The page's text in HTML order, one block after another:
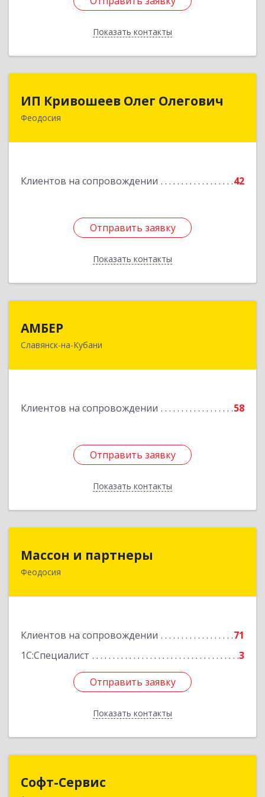
Показать контакты
Назад
ИП Кривошеев Олег Олегович
Феодосия
Клиентов на сопровождении 42
Отправить заявку
Показать контакты
Отправить заявку
Назад
АМБЕР
Славянск-на-Кубани
Клиентов на сопровождении 58
Отправить заявку
Показать контакты
353562, Краснодарский край, Славянский р-н,
Отправить заявку
Назад
Массон и партнеры
Феодосия
Клиентов на сопровождении
71
1С:Специалист
3
Отправить заявку
Показать контакты
298112, Крым Респ, Феодосия г, Крымская ул,
Отправить заявку
Назад
Софт-Сервис